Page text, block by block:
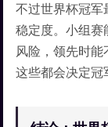
不过世界杯冠军
稳定度。小组赛
风险，领先时能
这些都会决定冠